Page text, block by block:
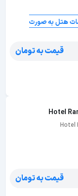
هتل به صورت
قیمت به تومان
Hotel
Hotel
قیمت به تومان